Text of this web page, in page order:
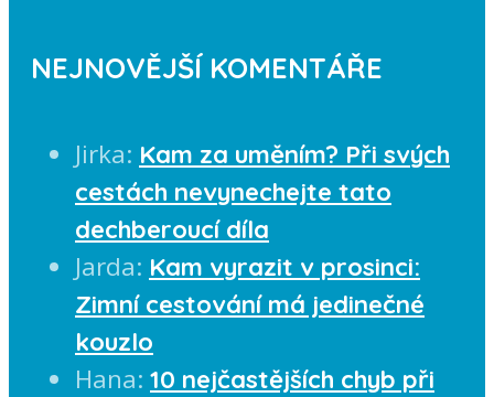
NEJNOVĚJŠÍ KOMENTÁŘE
Jirka: Kam za uměním? Při svých
cestách nevynechejte tato
dechberoucí díla
Jarda: Kam vyrazit v prosinci:
Zimní cestování má jedinečné
kouzlo
Hana: 10 nejčastějších chyb při